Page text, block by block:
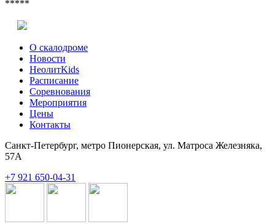
*****
О скалодроме
Новости
НеолитKids
Расписание
Соревнования
Мероприятия
Цены
Контакты
Санкт-Петербург, метро Пионерская, ул. Матроса Железняка,
57А
+7 921 650-04-31